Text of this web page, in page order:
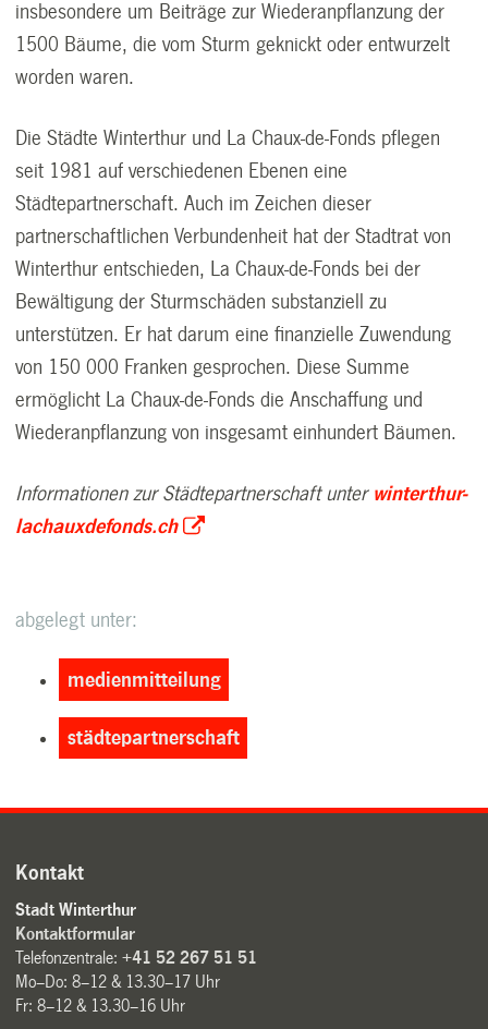
insbesondere um Beiträge zur Wiederanpflanzung der
1500 Bäume, die vom Sturm geknickt oder entwurzelt
worden waren.
Die Städte Winterthur und La Chaux-de-Fonds pflegen
seit 1981 auf verschiedenen Ebenen eine
Städtepartnerschaft. Auch im Zeichen dieser
partnerschaftlichen Verbundenheit hat der Stadtrat von
Winterthur entschieden, La Chaux-de-Fonds bei der
Bewältigung der Sturmschäden substanziell zu
unterstützen. Er hat darum eine finanzielle Zuwendung
von 150 000 Franken gesprochen. Diese Summe
ermöglicht La Chaux-de-Fonds die Anschaffung und
Wiederanpflanzung von insgesamt einhundert Bäumen.
Informationen zur Städtepartnerschaft unter winterthur-
lachauxdefonds.ch
abgelegt unter:
medienmitteilung
städtepartnerschaft
Kontakt
Stadt Winterthur
Kontaktformular
Telefonzentrale:+41 52 267 51 51
Mo–Do: 8–12 & 13.30–17 Uhr
Fr: 8–12 & 13.30–16 Uhr